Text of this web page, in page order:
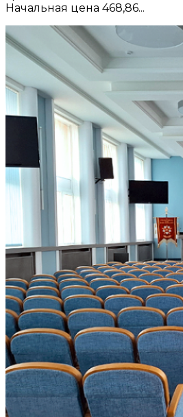
Начальная цена 468,86...